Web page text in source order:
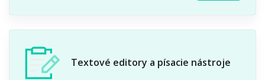
Textové editory a písacie nástroje